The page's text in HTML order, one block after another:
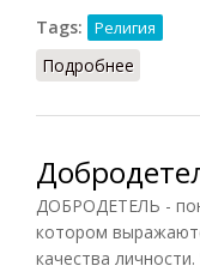
Tags:
Религия
Подробнее
ДОБРОДЕТЕЛЬ -
котором
качества